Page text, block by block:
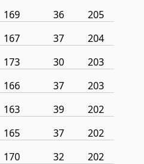
169 36
205
167 37
204
173 30
203
166 37
203
163 39
202
165 37
202
170 32
202